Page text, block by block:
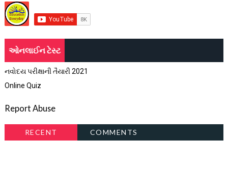
ઓનલાઈન ટેસ્ટ
નવોદય પરીક્ષાની તૈયારી 2021
Online Quiz
Report Abuse
RECENT COMMENTS